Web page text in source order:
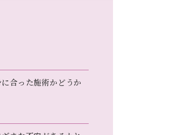
合った施術かどうか